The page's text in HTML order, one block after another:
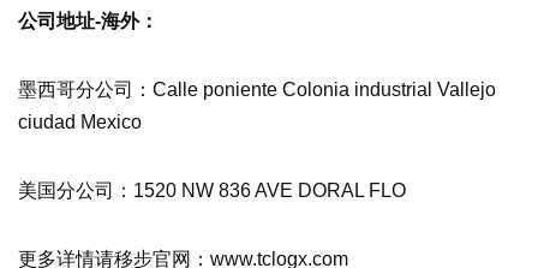
公司地址-海外：
墨西哥分公司：Calle poniente Colonia industrial Vallejo
ciudad Mexico
美国分公司：1520 NW 836 AVE DORAL FLO
更多详情请移步官网：www.tclogx.com